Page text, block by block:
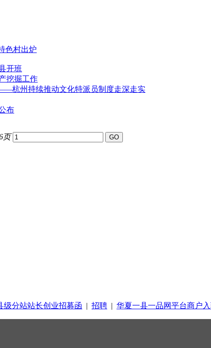
色村出炉
开班
挖掘工作
杭州持续推动文化特派员制度走深走实
布
页
级分站站长创业招募函 | 招聘 | 华夏一县一品网平台商户